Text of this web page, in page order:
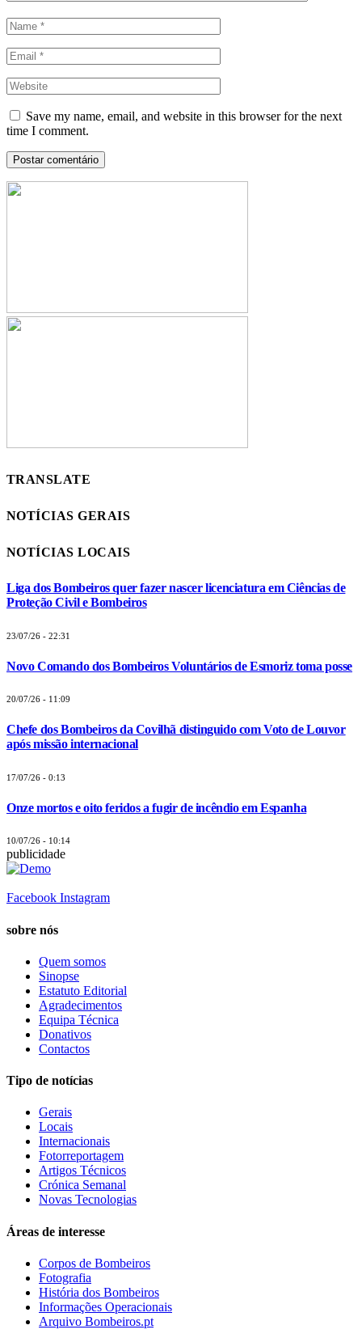
Save my name, email, and website in this browser for the next
time I comment.
TRANSLATE
NOTÍCIAS GERAIS
NOTÍCIAS LOCAIS
Liga dos Bombeiros quer fazer nascer licenciatura em Ciências de
Proteção Civil e Bombeiros
23/07/26 - 22:31
Novo Comando dos Bombeiros Voluntários de Esmoriz toma posse
20/07/26 - 11:09
Chefe dos Bombeiros da Covilhã distinguido com Voto de Louvor
após missão internacional
17/07/26 - 0:13
Onze mortos e oito feridos a fugir de incêndio em Espanha
10/07/26 - 10:14
publicidade
Facebook Instagram
sobre nós
Quem somos
Sinopse
Estatuto Editorial
Agradecimentos
Equipa Técnica
Donativos
Contactos
Tipo de notícias
Gerais
Locais
Internacionais
Fotorreportagem
Artigos Técnicos
Crónica Semanal
Novas Tecnologias
Áreas de interesse
Corpos de Bombeiros
Fotografia
História dos Bombeiros
Informações Operacionais
Arquivo Bombeiros.pt